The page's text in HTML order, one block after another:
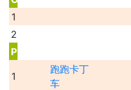
1
2
P
1
跑跑卡丁
车